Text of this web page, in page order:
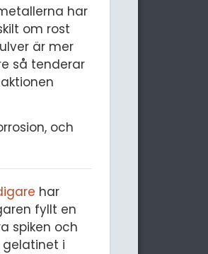
har
om rost
är mer
så tenderar
och
har
fyllt en
spiken och
gelatinet i